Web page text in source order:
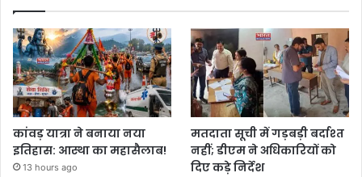
कांवड़ यात्रा ने बनाया नया
इतिहास: आस्था का महासैलाब!
13 hours ago
मतदाता सूची में गड़बड़ी बर्दाश्त
नहीं; डीएम ने अधिकारियों को
दिए कड़े निर्देश